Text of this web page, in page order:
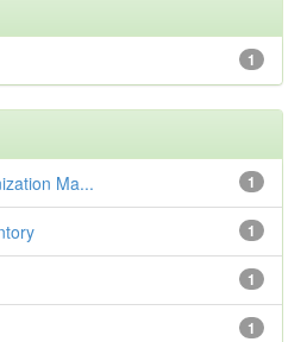
1
1
Ma...
1
1
1